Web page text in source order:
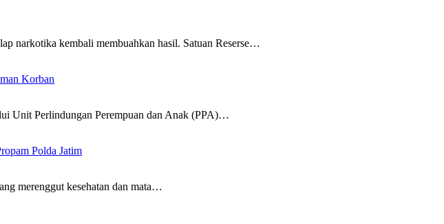
narkotika kembali membuahkan hasil. Satuan Reserse…
Korban
Unit Perlindungan Perempuan dan Anak (PPA)…
Polda Jatim
merenggut kesehatan dan mata…